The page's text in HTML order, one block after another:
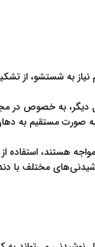
نیاز به شستشو،
دیگر، به خصوص در
به صورت مستقیم
هستند،
مختلف با